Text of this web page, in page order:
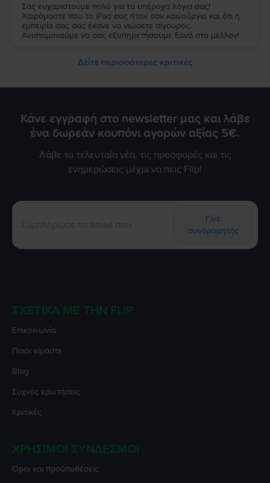
Σας ευχαριστούμε πολύ για τα υπέροχα λόγια σας!
Χαιρόμαστε που το iPad σας ήταν σαν καινούργιο και ότι η
εμπειρία σας σας έκανε να νιώσετε σίγουρος.
Ανυπομονούμε να σας εξυπηρετήσουμε ξανά στο μέλλον!
Δείτε περισσότερες κριτικές
Κάνε εγγραφή στο newsletter μας και λάβε
ένα δωρεάν κουπόνι αγορών αξίας 5€.
Λάβε τα τελευταία νέα, τις προσφορές και τις
ενημερώσεις μέχρι να πεις Flip!
Γίνε
συνδρομητής
ΣΧΕΤΙΚΆ ΜΕ ΤΗΝ FLIP
Επικοινωνία
Ποιοι είμαστε
Blog
Συχνές ερωτήσεις
Κριτικές
ΧΡΉΣΙΜΟΙ ΣΎΝΔΕΣΜΟΙ
Όροι και προϋποθέσεις